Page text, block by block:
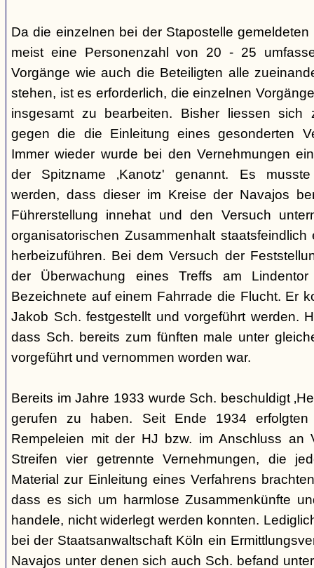
Da die einzelnen bei der Stapostelle
meist eine Personenzahl von 20 - 25
Vorgänge wie auch die Beteiligten alle
stehen, ist es erforderlich, die einzelnen
insgesamt zu bearbeiten. Bisher liessen sich
gegen die die Einleitung eines gesonderten
Immer wieder wurde bei den Vernehmungen
der Spitzname ‚Kanotz' genannt. Es
werden, dass dieser im Kreise der Navajos
Führerstellung innehat und den Versuch
organisatorischen Zusammenhalt staatsfeindlich
herbeizuführen. Bei dem Versuch der
der Überwachung eines Treffs am
Bezeichnete auf einem Fahrrade die Flucht. Er
Jakob Sch. festgestellt und vorgeführt werden.
dass Sch. bereits zum fünften male unter
vorgeführt und vernommen worden war.
Bereits im Jahre 1933 wurde Sch. beschuldigt
gerufen zu haben. Seit Ende 1934
Rempeleien mit der HJ bzw. im Anschluss an
Streifen vier getrennte Vernehmungen, die
Material zur Einleitung eines Verfahrens
dass es sich um harmlose Zusammenkünfte
handele, nicht widerlegt werden konnten.
bei der Staatsanwaltschaft Köln ein
Navajos unter denen sich auch Sch. befand